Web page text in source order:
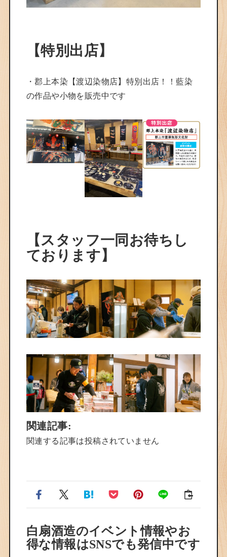
【特別出店】
・郡上本染【渡辺染物店】特別出店！！藍染
の作品や小物を販売中です
【スタッフ一同お待ちし
ております】
関連記事:
関連する記事は投稿されていません
白扇酒造のイベント情報やお
得な情報はSNSでも発信中です